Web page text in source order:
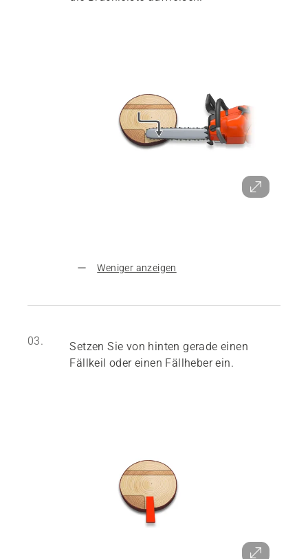
Weniger anzeigen
03.
Setzen Sie von hinten gerade einen
Fällkeil oder einen Fällheber ein.